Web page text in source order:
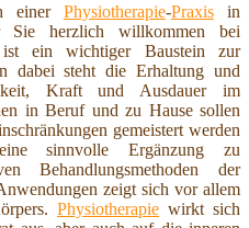
einer Physiotherapie-Praxisin
Sie herzlich willkommen bei
ein wichtiger Baustein zur
dabei steht die Erhaltung und
Kraft und Ausdauer im
in Beruf und zu Hause sollen
gemeistert werden
sinnvolle Ergänzung zu
Behandlungsmethoden der
zeigt sich vor allem
Physiotherapie wirkt sich